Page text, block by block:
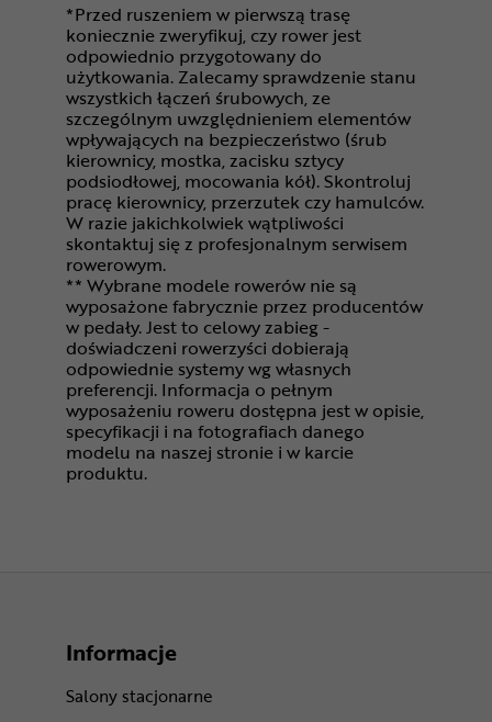
*Przed ruszeniem w pierwszą trasę
koniecznie zweryfikuj, czy rower jest
odpowiednio przygotowany do
użytkowania. Zalecamy sprawdzenie stanu
wszystkich łączeń śrubowych, ze
szczególnym uwzględnieniem elementów
wpływających na bezpieczeństwo (śrub
kierownicy, mostka, zacisku sztycy
podsiodłowej, mocowania kół). Skontroluj
pracę kierownicy, przerzutek czy hamulców.
W razie jakichkolwiek wątpliwości
skontaktuj się z profesjonalnym serwisem
rowerowym.
** Wybrane modele rowerów nie są
wyposażone fabrycznie przez producentów
w pedały. Jest to celowy zabieg -
doświadczeni rowerzyści dobierają
odpowiednie systemy wg własnych
preferencji. Informacja o pełnym
wyposażeniu roweru dostępna jest w opisie,
specyfikacji i na fotografiach danego
modelu na naszej stronie i w karcie
produktu.
Informacje
Salony stacjonarne